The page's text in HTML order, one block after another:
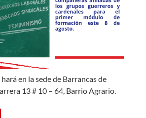
en la sede de Barrancas de
13 # 10 – 64, Barrio Agrario.